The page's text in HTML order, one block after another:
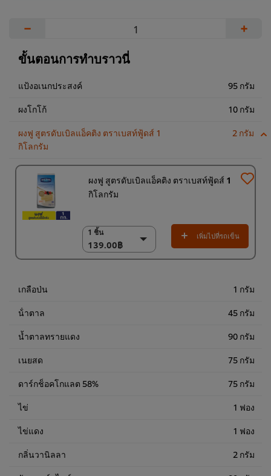
− +
ขั้นตอนการทำบราวนี่
แป้งอเนกประสงค์ 95 กรัม
ผงโกโก้ 10 กรัม
ผงฟู สูตรดับเบิลแอ็คติง ตราเบสท์ฟู้ดส์ 1
กิโลกรัม
2 กรัม
ผงฟู สูตรดับเบิลแอ็คติง ตราเบสท์ฟู้ดส์ 1
กิโลกรัม
1 ชิ้น
139.00฿
1 ชิ้น
139.00฿
18 x 1 กก.
เพิ่มไปที่รถเข็น
เกลือป่น 1 กรัม
น้ําตาล 45 กรัม
น้ำตาลทรายแดง 90 กรัม
เนยสด 75 กรัม
ดาร์กช็อคโกแลต 58% 75 กรัม
ไข่ 1 ฟอง
ไข่แดง 1 ฟอง
กลิ่นวานิลลา 2 กรัม